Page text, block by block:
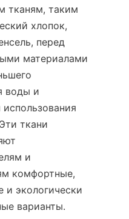
тканям, таким
хлопок,
перед
материалами
воды и
ткани
и
комфортные,
и экологически
варианты.